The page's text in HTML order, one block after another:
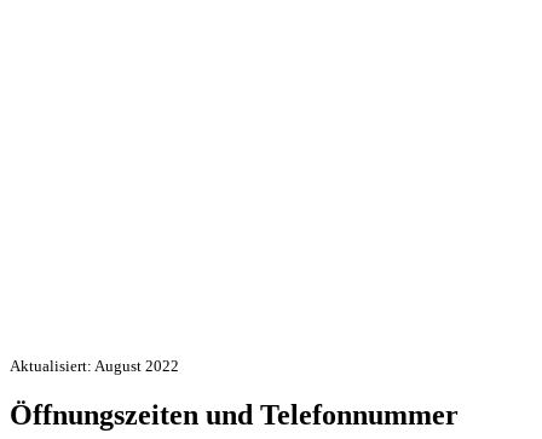
Aktualisiert: August 2022
Öffnungszeiten und Telefonnummer